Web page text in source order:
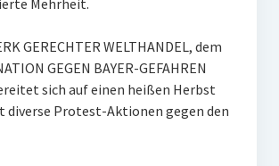
Mehrheit.
GERECHTER WELTHANDEL, dem
GEGEN BAYER-GEFAHREN
sich auf einen heißen Herbst
diverse Protest-Aktionen gegen den